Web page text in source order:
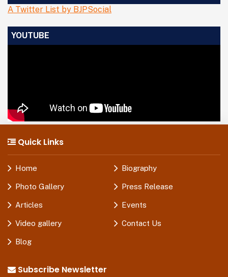
A Twitter List by BJPSocial
YOUTUBE
Quick Links
Home Biography
Photo Gallery Press Release
Articles Events
Video gallery Contact Us
Blog
Subscribe Newsletter